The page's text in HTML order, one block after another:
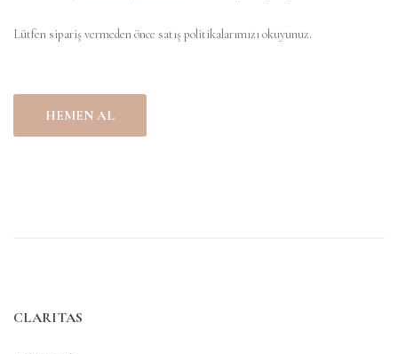
Lütfen sipariş vermeden önce satış politikalarımızı okuyunuz.
HEMEN AL
CLARITAS